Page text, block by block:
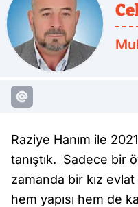
Raziye Hanım ile
tanıştık. Sadece bir
zamanda bir kız evlat
hem yapısı hem de